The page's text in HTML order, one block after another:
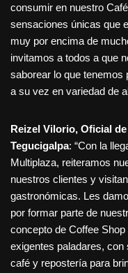
consumir en nuestro
sensaciones únicas que
muy por encima de
invitamos a todos a que
saborear lo que tenemos
a su vez en variedad de
Reizel Vilorio, Oficial
Tegucigalpa: “Con la
Multiplaza, reiteramos
nuestros clientes y
gastronómicas. Les
por formar parte de
concepto de Coffee
exigentes paladares,
café y repostería para